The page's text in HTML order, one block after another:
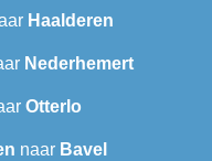
Haalderen
Nederhemert
Otterlo
naar Bavel